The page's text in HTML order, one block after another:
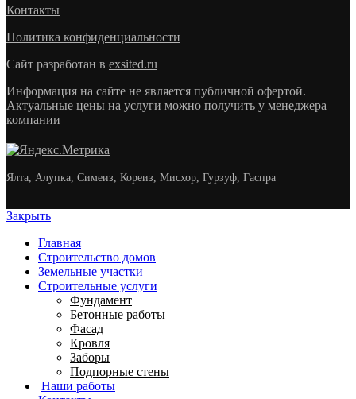
Контакты
Политика конфиденциальности
Сайт разработан в exsited.ru
Информация на сайте не является публичной офертой.
Актуальные цены на услуги можно получить у менеджера
компании
Ялта, Алупка, Симеиз, Кореиз, Мисхор, Гурзуф, Гаспра
Закрыть
Главная
Строительство домов
Земельные участки
Строительные услуги
Фундамент
Бетонные работы
Фасад
Кровля
Заборы
Подпорные стены
Наши работы